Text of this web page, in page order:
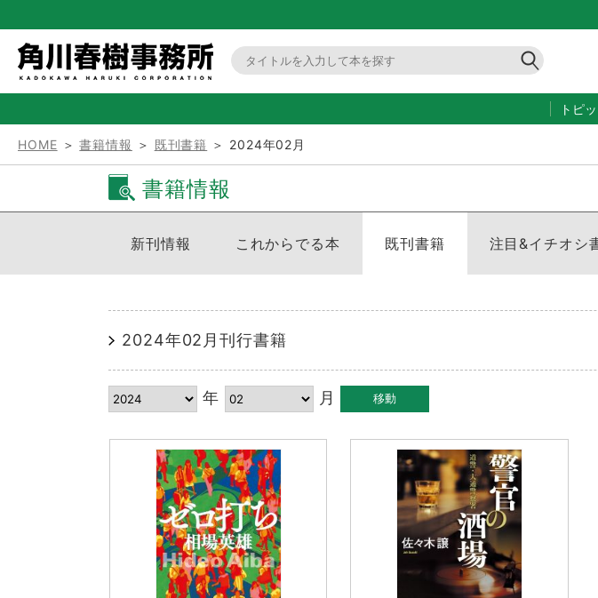
トピ
HOME ＞書籍情報 ＞ 既刊書籍 ＞ 2024年02月
書籍情報
新刊情報 これからでる本 既刊書籍 注目&イチオシ
2024年02月刊行書籍
年 月